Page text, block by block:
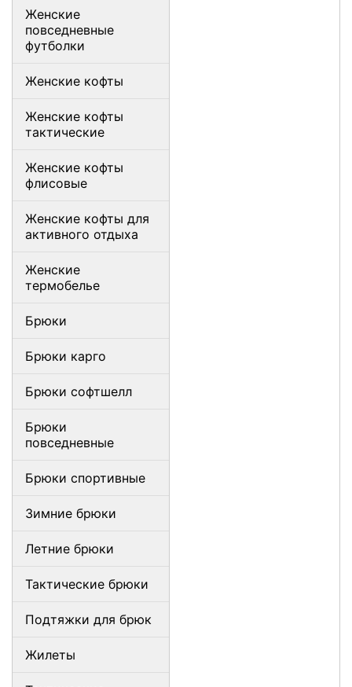
Женские
повседневные
футболки
Женские кофты
Женские кофты
тактические
Женские кофты
флисовые
Женские кофты для
активного отдыха
Женские
термобелье
Брюки
Брюки карго
Брюки софтшелл
Брюки
повседневные
Брюки спортивные
Зимние брюки
Летние брюки
Тактические брюки
Подтяжки для брюк
Жилеты